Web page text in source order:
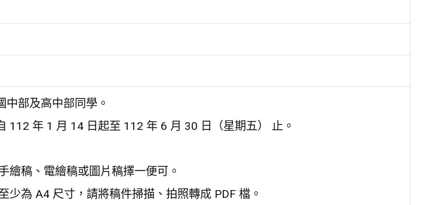
中部及高中部同學。
112 年 1 月 14 日起至 112 年 6 月 30 日（星期五） 止。
繪稿、電繪稿或圖片稿擇一便可。
少為 A4 尺寸，請將稿件掃描、拍照轉成 PDF 檔。